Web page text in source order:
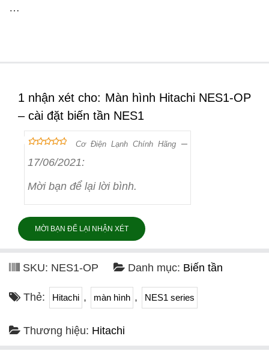
…
1 nhận xét cho: Màn hình Hitachi NES1-OP
– cài đặt biến tần NES1
Cơ Điện Lạnh Chính Hãng –
17/06/2021:
Mời bạn để lại lời bình.
MỜI BẠN ĐỂ LẠI NHẬN XÉT
SKU: NES1-OP Danh mục: Biến tần
Thẻ: Hitachi , màn hình , NES1 series
Thương hiệu: Hitachi